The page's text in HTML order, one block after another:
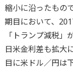
縮小に沿ったもの
期目において、
「トランプ減税」
日米金利差も拡大
目に米ドル／円は